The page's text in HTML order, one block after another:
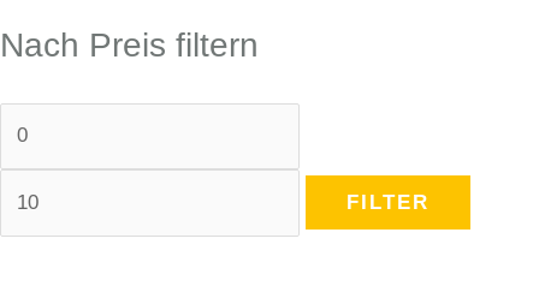
Nach Preis filtern
FILTER